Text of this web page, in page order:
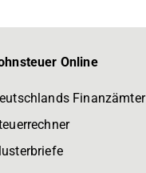
Online
Finanzämter